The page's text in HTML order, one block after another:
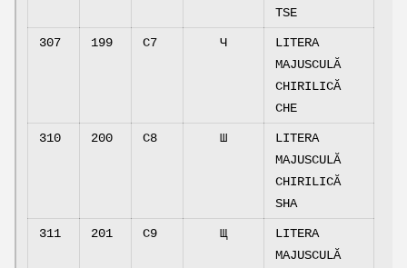
TSE
307 199 C7 Ч
LITERA
MAJUSCULĂ
CHIRILICĂ
CHE
310 200 C8 Ш
LITERA
MAJUSCULĂ
CHIRILICĂ
SHA
311 201 C9 Щ
LITERA
MAJUSCULĂ